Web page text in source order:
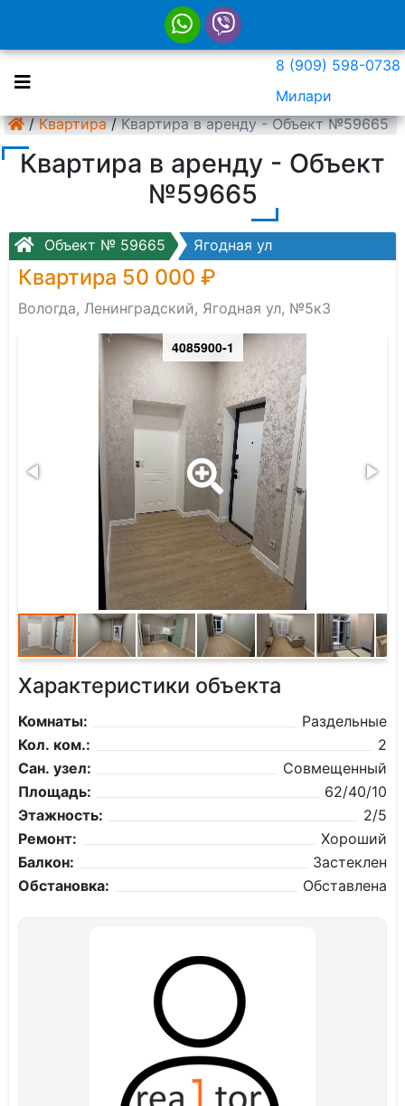
8 (909) 598-0738
Милари
/ Квартира / Квартира в аренду - Объект №59665
Квартира в аренду - Объект
№59665
Объект № 59665 Ягодная ул
Квартира 50 000 ₽
Вологда, Ленинградский, Ягодная ул, №5к3
4085900-1
Характеристики объекта
Комнаты:
Раздельные
Кол. ком.:
2
Сан. узел:
Совмещенный
Площадь:
62/40/10
Этажность:
2/5
Ремонт:
Хороший
Балкон:
Застеклен
Обстановка:
Обставлена